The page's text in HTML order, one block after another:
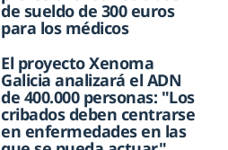
de sueldo de 300 euros
para los médicos
El proyecto Xenoma
Galicia analizará el ADN
de 400.000 personas: "Los
cribados deben centrarse
en enfermedades en las